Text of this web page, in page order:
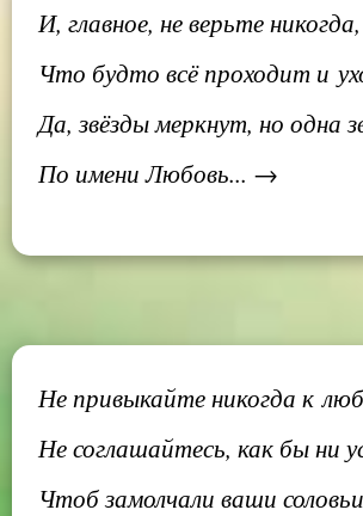
И, главное, не верьте никогда,
Что будто всё проходит и
Да, звёзды меркнут, но одна
По имени Любовь... →
Не привыкайте никогда к
Не соглашайтесь, как бы ни
Чтоб замолчали ваши соловьи